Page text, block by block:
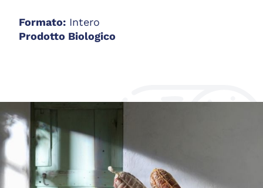
Formato: Intero
Prodotto Biologico